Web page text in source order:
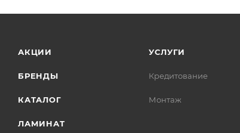
АКЦИИ
БРЕНДЫ
КАТАЛОГ
ЛАМИНАТ
УСЛУГИ
Кредитование
Монтаж